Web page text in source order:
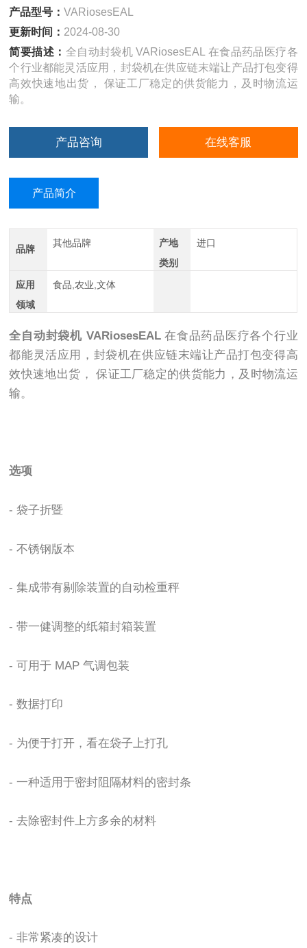
产品型号：VARiosesEAL
更新时间： 2024-08-30
简要描述： 全自动封袋机 VARiosesEAL 在食品药品医疗各
个行业都能灵活应用，封袋机在供应链末端让产品打包变得
高效快速地出货， 保证工厂稳定的供货能力，及时物流运
输。
产品咨询 在线客服
产品简介
品牌
其他品牌
产地
类别
进口
应用
领域
食品,农业,文体
全自动封袋机 VARiosesEAL在食品药品医疗各个行业
都能灵活应用，封袋机在供应链末端让产品打包变得高
效快速地出货， 保证工厂稳定的供货能力，及时物流运
输。
选项
- 袋子折暨
-不锈钢版本
-集成带有剔除装置的自动检重秤
-带一健调整的纸箱封箱装置
-可用于 MAP 气调包装
-数据打印
- 为便于打开，看在袋子上打孔
-一种适用于密封阻隔材料的密封条
-去除密封件上方多余的材料
特点
-非常紧凑的设计